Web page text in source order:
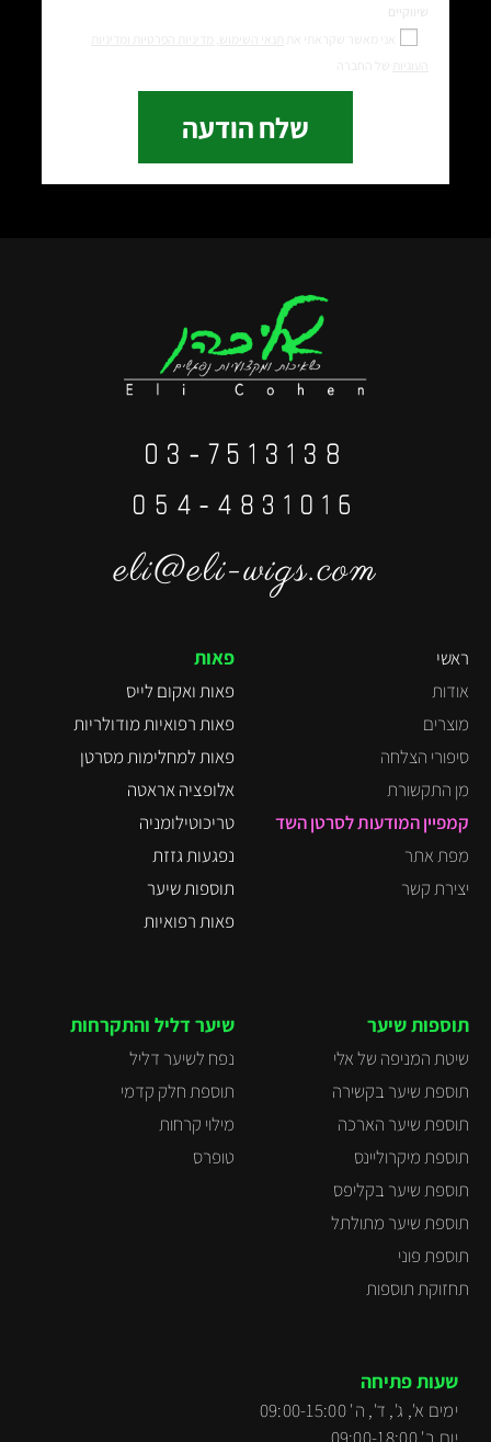
שלח הודעה
03-7513138
eli@eli-wigs.com
ראשי
אודות
מוצרים
סיפורי הצלחה
מן התקשורת
קמפיין המודעות לסרטן השד
מפת אתר
יצירת קשר
פאות
פאות ואקום לייס
פאות רפואיות מודולריות
פאות למחלימות מסרטן
אלופציה אראטה
טריכוטילומניה
נפגעות גזזת
תוספות שיער
פאות רפואיות
תוספות שיער
שיטת המניפה של אלי
תוספת שיער בקשירה
תוספת שיער הארכה
תוספת מיקרוליינס
תוספת שיער בקליפס
תוספת שיער מתולתל
תוספת פוני
תחזוקת תוספות
שיער דליל והתקרחות
נפח לשיער דליל
תוספת חלק קדמי
מילוי קרחות
טופרס
שעות פתיחה
ימים א', ג', ד', ה' 09:00-15:00